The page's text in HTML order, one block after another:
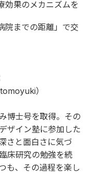
効果のメカニズムを
院までの距離」で交
）
博士号を取得。その
ザイン塾に参加した
さと面白さに気づ
床研究の勉強を続
も、その過程を楽し